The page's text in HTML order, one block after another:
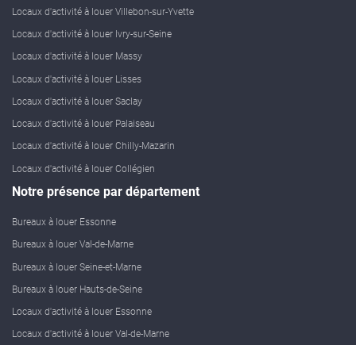
Locaux d'activité à louer Villebon-sur-Yvette
Locaux d'activité à louer Ivry-sur-Seine
Locaux d'activité à louer Massy
Locaux d'activité à louer Lisses
Locaux d'activité à louer Saclay
Locaux d'activité à louer Palaiseau
Locaux d'activité à louer Chilly-Mazarin
Locaux d'activité à louer Collégien
Notre présence par département
Bureaux à louer Essonne
Bureaux à louer Val-de-Marne
Bureaux à louer Seine-et-Marne
Bureaux à louer Hauts-de-Seine
Locaux d'activité à louer Essonne
Locaux d'activité à louer Val-de-Marne